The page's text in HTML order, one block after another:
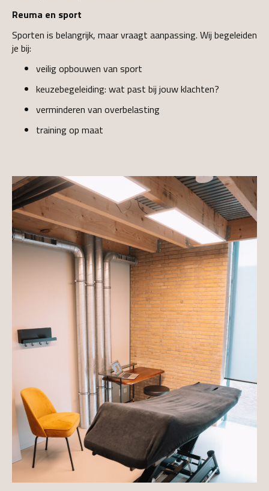
Reuma en sport
Sporten is belangrijk, maar vraagt aanpassing. Wij begeleiden
je bij:
veilig opbouwen van sport
keuzebegeleiding: wat past bij jouw klachten?
verminderen van overbelasting
training op maat